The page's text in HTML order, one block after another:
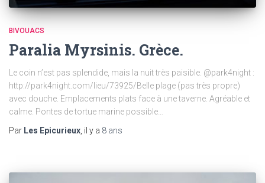
BIVOUACS
Paralia Myrsinis. Grèce.
Le coin n’est pas splendide, mais la nuit très paisible. @park4night :
http://park4night.com/lieu/73925/Belle plage (pas très propre)
avec douche. Emplacements plats face à une taverne. Agréable et
calme. Pontes de tortue marine possible…
Par Les Epicurieux , il y a 8 ans